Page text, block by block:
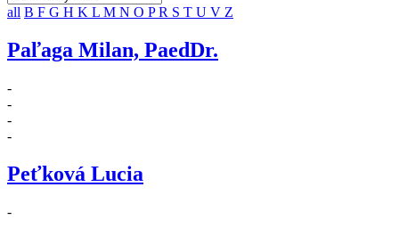
all B F G H K L M N O PR S T U V Z
Paľaga Milan, PaedDr.
-
-
-
-
Peťková Lucia
-